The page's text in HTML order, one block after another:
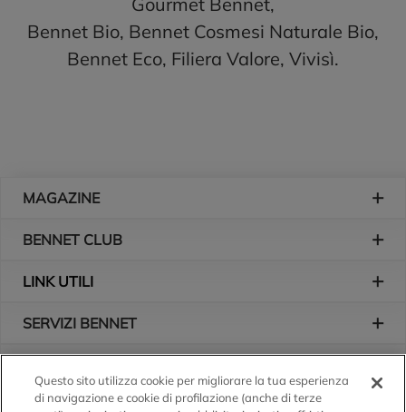
Bennet Bio, Bennet Cosmesi Naturale Bio,
Bennet Eco, Filiera Valore, Vivisì.
MAGAZINE
BENNET CLUB
LINK UTILI
SERVIZI BENNET
Logo Bennet
Seguici sui nostri canali
Questo sito utilizza cookie per migliorare la tua esperienza
di navigazione e cookie di profilazione (anche di terze